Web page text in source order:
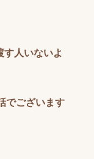
す人いないよ
でございます